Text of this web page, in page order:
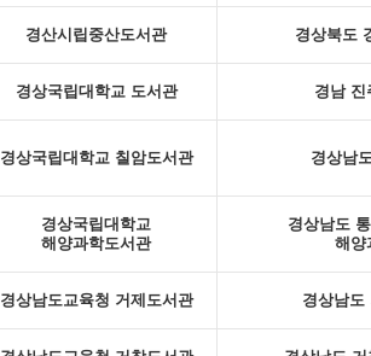
경산시립중산도서관 경상북도
경상국립대학교 도서관 경남 진
경상국립대학교 칠암도서관 경상남
경상국립대학교
해양과학도서관
경상남도
해양
경상남도교육청 거제도서관 경상남도